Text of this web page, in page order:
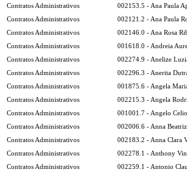
Contratos Administrativos
002153.5 - Ana Paula
Contratos Administrativos
002121.2 - Ana Paula
Contratos Administrativos
002146.0 - Ana Rosa
Contratos Administrativos
001618.0 - Andreia
Contratos Administrativos
002274.9 - Anelize
Contratos Administrativos
002296.3 - Anerita
Contratos Administrativos
001875.6 - Angela
Contratos Administrativos
002215.3 - Angela
Contratos Administrativos
001001.7 - Angelo
Contratos Administrativos
002006.6 - Anna
Contratos Administrativos
002183.2 - Anna Clara
Contratos Administrativos
002278.1 - Anthony
Contratos Administrativos
002259.1 - Antonio